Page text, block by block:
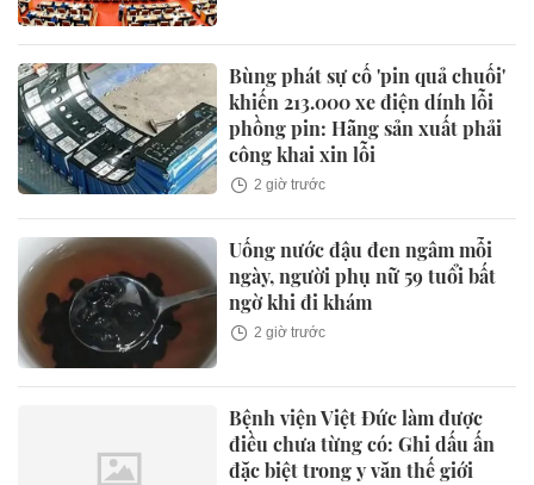
Bùng phát sự cố 'pin quả chuối'
khiến 213.000 xe điện dính lỗi
phồng pin: Hãng sản xuất phải
công khai xin lỗi
2 giờ trước
Uống nước đậu đen ngâm mỗi
ngày, người phụ nữ 59 tuổi bất
ngờ khi đi khám
2 giờ trước
Bệnh viện Việt Đức làm được
điều chưa từng có: Ghi dấu ấn
đặc biệt trong y văn thế giới